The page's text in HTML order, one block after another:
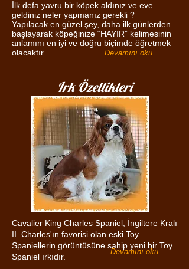
İlk defa yavru bir köpek aldınız ve eve
geldiniz neler yapmanız gerekli ?
Yapılacak en güzel şey, daha ilk günlerden
başlayarak köpeğinize “HAYIR” kelimesinin
anlamını en iyi ve doğru biçimde öğretmek
olacaktır.
Devamını oku...
Irk Özellikleri
Cavalier King Charles Spaniel, İngiltere Kralı
II. Charles'ın favorisi olan eski Toy
Spaniellerin görüntüsüne sahip yeni bir Toy
Spaniel ırkıdır.
Devamını oku...